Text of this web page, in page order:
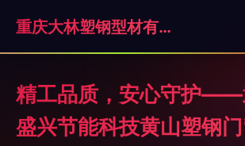
重庆大林塑钢型材有限公司
精工品质，安心守护——
盛兴节能科技黄山塑钢